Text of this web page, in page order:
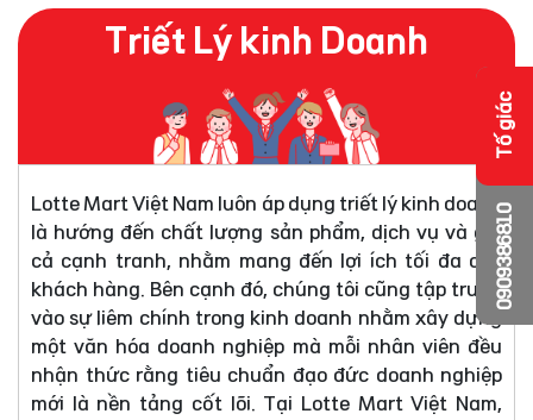
Triết Lý kinh Doanh
Lotte Mart Việt Nam luôn áp dụng triết lý kinh doanh
là hướng đến chất lượng sản phẩm, dịch vụ và giá
cả cạnh tranh, nhằm mang đến lợi ích tối đa cho
khách hàng. Bên cạnh đó, chúng tôi cũng tập trung
vào sự liêm chính trong kinh doanh nhằm xây dựng
một văn hóa doanh nghiệp mà mỗi nhân viên đều
nhận thức rằng tiêu chuẩn đạo đức doanh nghiệp
mới là nền tảng cốt lõi. Tại Lotte Mart Việt Nam,
0909386810
Tố giác